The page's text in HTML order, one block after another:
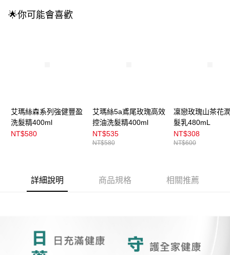
醒簡訊。
3.完整用戶服務條款，請詳閱以下連結：https://oppay.tw/userRule
每筆NT$100，滿NT$899(含以上)免運費
每筆NT$100，滿NT$899(含以上)免運費
付款後門市自取
每筆NT$100，滿NT$399(含以上)免運費
🌟你可能會喜歡
艾瑪絲森系列強健豐盈
洗髮精400ml
NT$580
艾瑪絲5a鳶尾玫瑰高效
控油洗髮精400ml
NT$535
NT$580
凜戀玫瑰山茶花
髮乳480mL
NT$308
NT$600
詳細說明 商品規格 相關推薦